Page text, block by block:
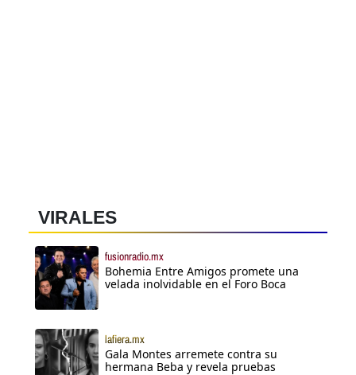
VIRALES
fusionradio.mx
Bohemia Entre Amigos promete una
velada inolvidable en el Foro Boca
lafiera.mx
Gala Montes arremete contra su
hermana Beba y revela pruebas